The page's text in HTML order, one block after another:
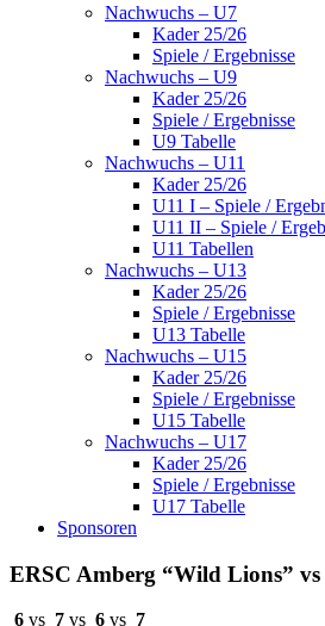
Nachwuchs – U7
Kader 25/26
Spiele / Ergebnisse
Nachwuchs – U9
Kader 25/26
Spiele / Ergebnisse
U9 Tabelle
Nachwuchs – U11
Kader 25/26
U11 I – Spiele /
U11 II – Spiele /
U11 Tabellen
Nachwuchs – U13
Kader 25/26
Spiele / Ergebnisse
U13 Tabelle
Nachwuchs – U15
Kader 25/26
Spiele / Ergebnisse
U15 Tabelle
Nachwuchs – U17
Kader 25/26
Spiele / Ergebnisse
U17 Tabelle
Sponsoren
ERSC Amberg “Wild Lions”
6 vs 7 vs 6 vs 7